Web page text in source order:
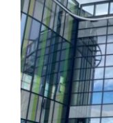
ZAMĚSTNÁVÁNÍ